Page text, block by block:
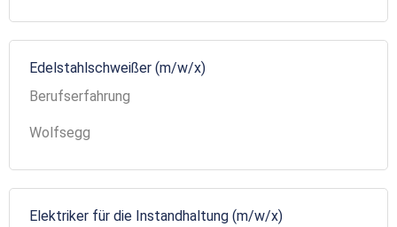
Edelstahlschweißer (m/w/x)
Berufserfahrung
Wolfsegg
Elektriker für die Instandhaltung (m/w/x)